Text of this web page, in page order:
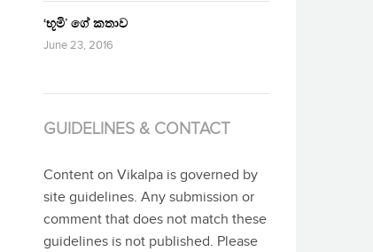
‘භූමි’ ගේ කතාව
June 23, 2016
GUIDELINES & CONTACT
Content on Vikalpa is governed by
site guidelines. Any submission or
comment that does not match these
guidelines is not published. Please